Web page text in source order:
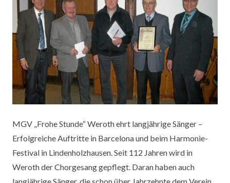
MGV „Frohe Stunde“ Weroth ehrt langjährige Sänger –
Erfolgreiche Auftritte in Barcelona und beim Harmonie-
Festival in Lindenholzhausen. Seit 112 Jahren wird in
Weroth der Chorgesang gepflegt. Daran haben auch